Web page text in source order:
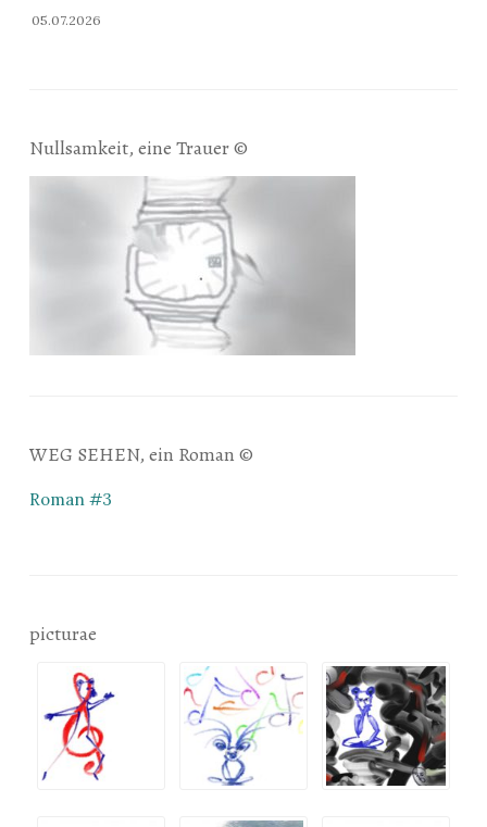
05.07.2026
Nullsamkeit, eine Trauer ©
WEG SEHEN, ein Roman ©
Roman #3
picturae